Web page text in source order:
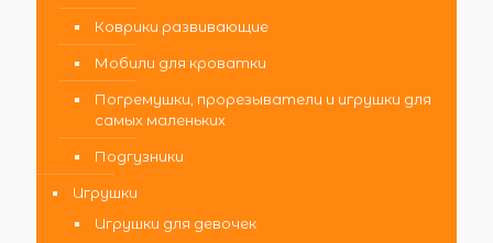
Коврики развивающие
Мобили для кроватки
Погремушки, прорезыватели и игрушки для
самых маленьких
Подгузники
Игрушки
Игрушки для девочек